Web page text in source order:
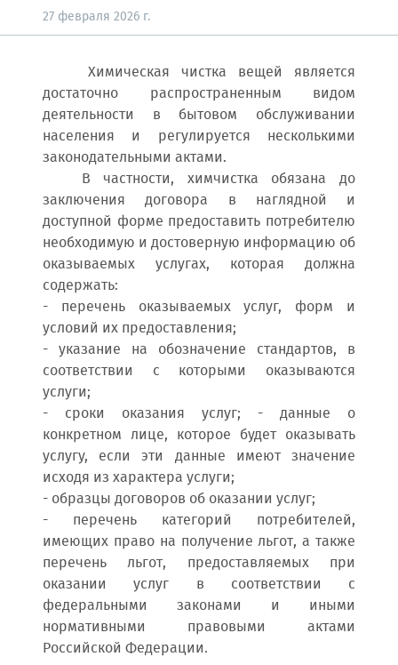
27 февраля 2026 г.
Химическая чистка вещей является
достаточно распространенным видом
деятельности в бытовом обслуживании
населения и регулируется несколькими
законодательными актами.
В частности, химчистка обязана до
заключения договора в наглядной и
доступной форме предоставить потребителю
необходимую и достоверную информацию об
оказываемых услугах, которая должна
содержать:
- перечень оказываемых услуг, форм и
условий их предоставления;
- указание на обозначение стандартов, в
соответствии с которыми оказываются
услуги;
- сроки оказания услуг; - данные о
конкретном лице, которое будет оказывать
услугу, если эти данные имеют значение
исходя из характера услуги;
- образцы договоров об оказании услуг;
- перечень категорий потребителей,
имеющих право на получение льгот, а также
перечень льгот, предоставляемых при
оказании услуг в соответствии с
федеральными законами и иными
нормативными правовыми актами
Российской Федерации.